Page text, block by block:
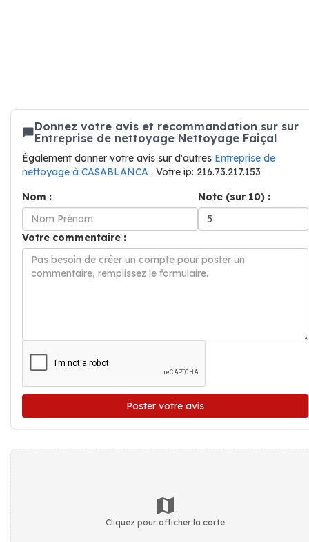
Donnez votre avis et recommandation sur sur
Entreprise de nettoyage Nettoyage Faiçal
Également donner votre avis sur d'autres Entreprise de
nettoyage à CASABLANCA . Votre ip: 216.73.217.153
Nom :
Note (sur 10) :
Votre commentaire :
Poster votre avis
Cliquez pour afficher la carte